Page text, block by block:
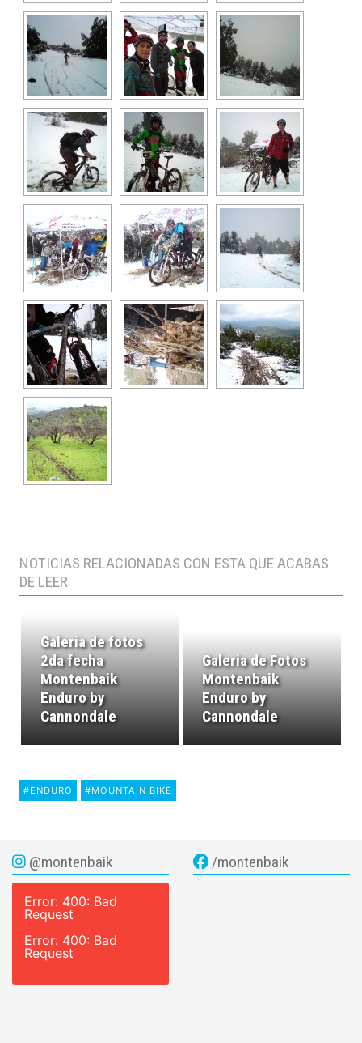
NOTICIAS RELACIONADAS CON ESTA QUE ACABAS
DE LEER
Galeria de fotos
2da fecha
Montenbaik
Enduro by
Cannondale
Galeria de Fotos
Montenbaik
Enduro by
Cannondale
#ENDURO #MOUNTAIN BIKE
@montenbaik
Error: 400: Bad
Request
Error: 400: Bad
Request
/montenbaik